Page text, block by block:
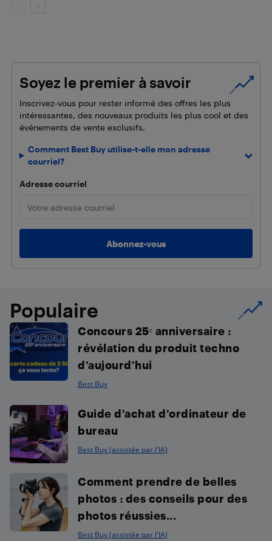
Soyez le premier à savoir
Inscrivez-vous pour rester informé des offres les plus
intéressantes, des nouveaux produits les plus cool et des
événements de vente exclusifs.
Comment Best Buy utilise-t-elle mon adresse
courriel?
Adresse courriel
Populaire
Concours 25ᵉ anniversaire :
révélation du produit techno
d’aujourd’hui
Best Buy
Guide d’achat d’ordinateur de
bureau
Best Buy (assistée par l'IA)
Comment prendre de belles
photos : des conseils pour des
photos réussies...
Best Buy (assistée par l'IA)